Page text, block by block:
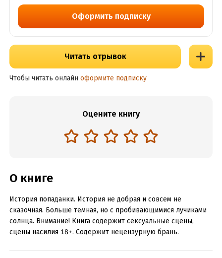
Оформить подписку
Читать отрывок
Чтобы читать онлайн оформите подписку
Оцените книгу
О книге
История попаданки. История не добрая и совсем не
сказочная. Больше темная, но с пробивающимися лучиками
солнца. Внимание! Книга содержит сексуальные сцены,
сцены насилия 18+. Содержит нецензурную брань.